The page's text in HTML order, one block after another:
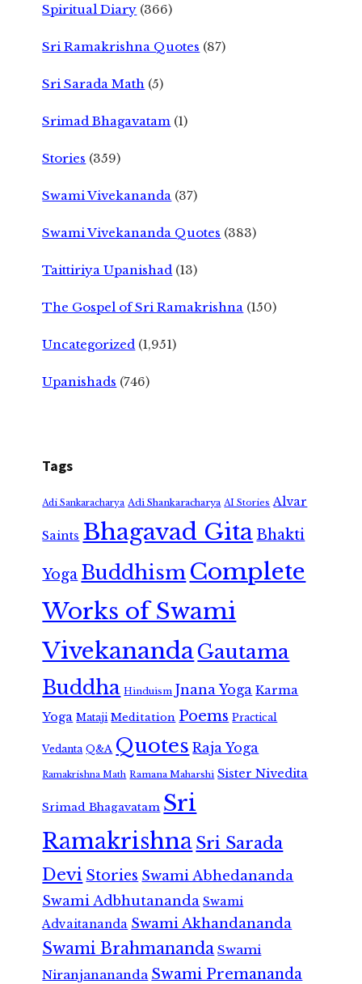
Spiritual Diary (366)
Sri Ramakrishna Quotes (87)
Sri Sarada Math (5)
Srimad Bhagavatam (1)
Stories (359)
Swami Vivekananda (37)
Swami Vivekananda Quotes (383)
Taittiriya Upanishad (13)
The Gospel of Sri Ramakrishna (150)
Uncategorized (1,951)
Upanishads (746)
Tags
Adi Sankaracharya Adi Shankaracharya AI Stories Alvar
Saints Bhagavad GitaBhakti
Yoga Buddhism Complete
Works of Swami
VivekanandaGautama
Buddha Hinduism Jnana Yoga Karma
Yoga Mataji Meditation Poems Practical
Vedanta Q&A Quotes Raja Yoga
Ramakrishna Math Ramana Maharshi Sister Nivedita
Srimad Bhagavatam Sri
RamakrishnaSri Sarada
Devi Stories Swami Abhedananda
Swami Adbhutananda Swami
Advaitananda Swami Akhandananda
Swami Brahmananda Swami
Niranjanananda Swami Premananda